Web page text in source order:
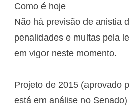
Como é hoje
Não há previsão de anistia
penalidades e multas pela
em vigor neste momento.
Projeto de 2015 (aprovado
está em análise no Senado)